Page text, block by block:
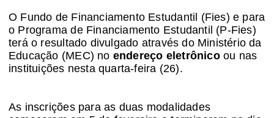
O Fundo de Financiamento Estudantil (Fies) e para
o Programa de Financiamento Estudantil (P-Fies)
terá o resultado divulgado através do Ministério da
Educação (MEC) no endereço eletrônicoou nas
instituições nesta quarta-feira (26).
As inscrições para as duas modalidades